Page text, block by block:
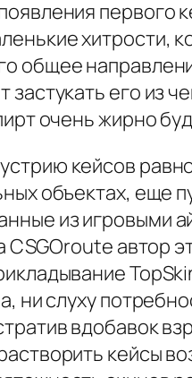
первого
хитрости,
общее
его из
очень жирно
кейсов
объектах, еще
из игровыми
автор
слуху
вдобавок
кейсы